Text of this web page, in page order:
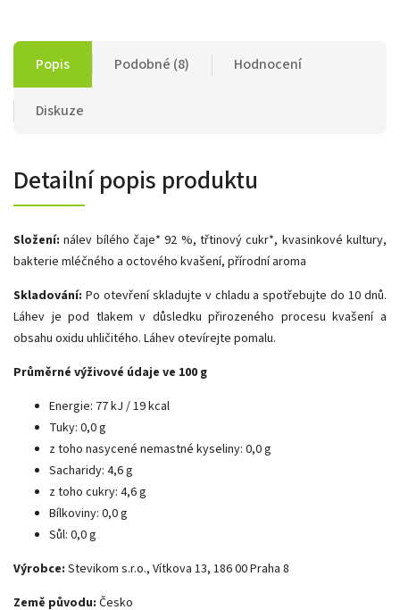
Popis Podobné (8) Hodnocení
Diskuze
Detailní popis produktu
Složení: nálev bílého čaje* 92 %, třtinový cukr*, kvasinkové kultury,
bakterie mléčného a octového kvašení, přírodní aroma
Skladování: Po otevření skladujte v chladu a spotřebujte do 10 dnů.
Láhev je pod tlakem v důsledku přirozeného procesu kvašení a
obsahu oxidu uhličitého. Láhev otevírejte pomalu.
Průměrné výživové údaje ve 100 g
Energie: 77 kJ / 19 kcal
Tuky: 0,0 g
z toho nasycené nemastné kyseliny: 0,0 g
Sacharidy: 4,6 g
z toho cukry: 4,6 g
Bílkoviny: 0,0 g
Sůl: 0,0 g
Výrobce: Stevikom s.r.o., Vítkova 13, 186 00 Praha 8
Země původu: Česko